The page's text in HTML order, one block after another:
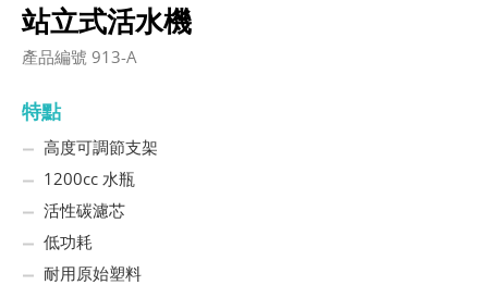
站立式活水機
產品編號 913-A
特點
高度可調節支架
1200cc 水瓶
活性碳濾芯
低功耗
耐用原始塑料